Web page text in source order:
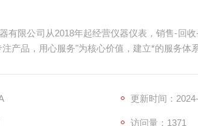
有限公司从2018年起经营仪器仪表，销售-回
注产品，用心服务"为核心价值，建立*的服务体
：+/- 40V
更新时间：
访问量：1371